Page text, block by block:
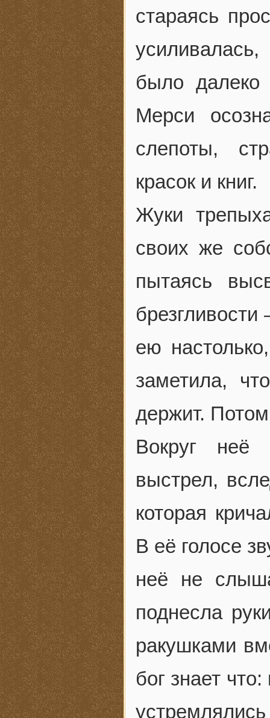
стараясь
было далеко
Мерси
слепоты,
красок и книг.
Жуки
своих же
пытаясь
ею
заметила,
держит.
Вокруг неё
выстрел,
которая
В её голосе
неё не
поднесла
ракушками
бог знает